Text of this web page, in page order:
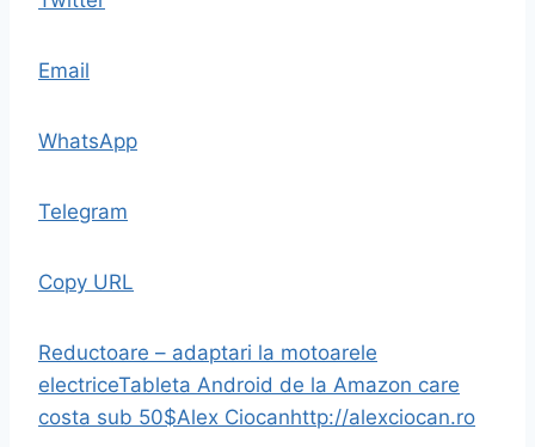
Email
WhatsApp
Telegram
Copy URL
Reductoare – adaptari la motoarele
electriceTableta Android de la Amazon care
costa sub 50$Alex Ciocanhttp://alexciocan.ro